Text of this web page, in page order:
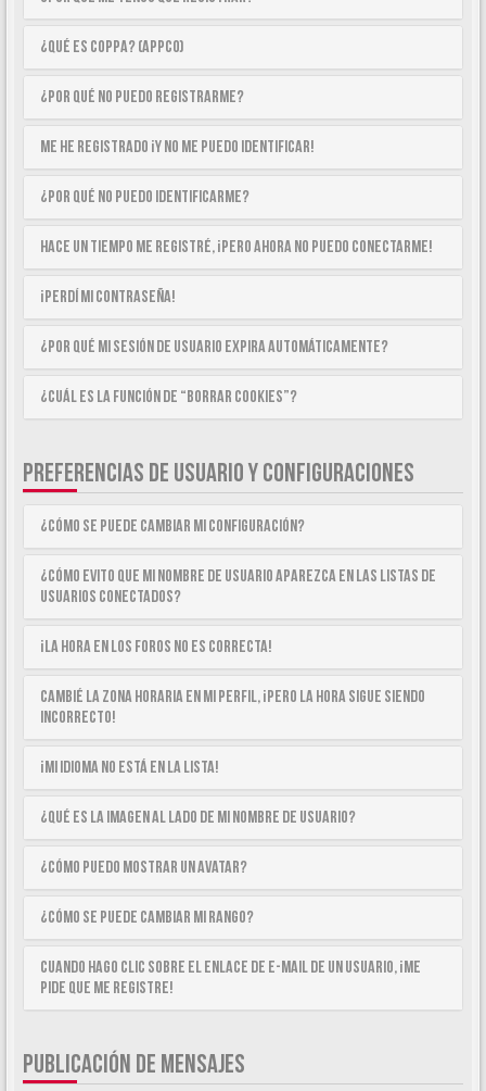
¿Qué es COPPA? (APPCO)
¿Por qué no puedo registrarme?
Me he registrado ¡y no me puedo identificar!
¿Por qué no puedo identificarme?
Hace un tiempo me registré, ¡pero ahora no puedo conectarme!
¡Perdí mi contraseña!
¿Por qué mi sesión de usuario expira automáticamente?
¿Cuál es la función de “Borrar cookies”?
PREFERENCIAS DE USUARIO Y CONFIGURACIONES
¿Cómo se puede cambiar mi configuración?
¿Cómo evito que mi nombre de usuario aparezca en las listas de
usuarios conectados?
¡La hora en los foros no es correcta!
Cambié la zona horaria en mi perfil, ¡pero la hora sigue siendo
incorrecto!
¡Mi idioma no está en la lista!
¿Qué es la imagen al lado de mi nombre de usuario?
¿Cómo puedo mostrar un avatar?
¿Cómo se puede cambiar mi rango?
Cuando hago clic sobre el enlace de e-mail de un usuario, ¡me
pide que me registre!
PUBLICACIÓN DE MENSAJES